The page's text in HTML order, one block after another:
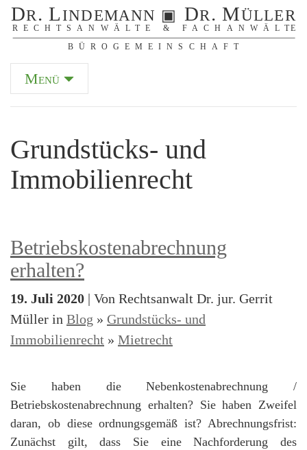
Menü
Grundstücks- und
Immobilienrecht
Betriebskostenabrechnung
erhalten?
19. Juli 2020 | Von Rechtsanwalt Dr. jur. Gerrit
Müller in Blog » Grundstücks- und
Immobilienrecht » Mietrecht
Sie haben die Nebenkostenabrechnung /
Betriebskostenabrechnung erhalten? Sie haben Zweifel
daran, ob diese ordnungsgemäß ist? Abrechnungsfrist:
Zunächst gilt, dass Sie eine Nachforderung des